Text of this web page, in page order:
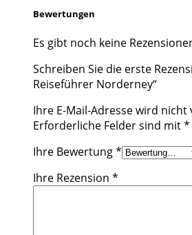
Bewertungen
Es gibt noch keine
Schreiben Sie die erste
Reiseführer Norderney“
Ihre E-Mail-Adresse wird
Erforderliche Felder sind mit*
Ihre Bewertung*
Ihre Rezension *